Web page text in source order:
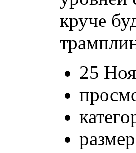
круче
25